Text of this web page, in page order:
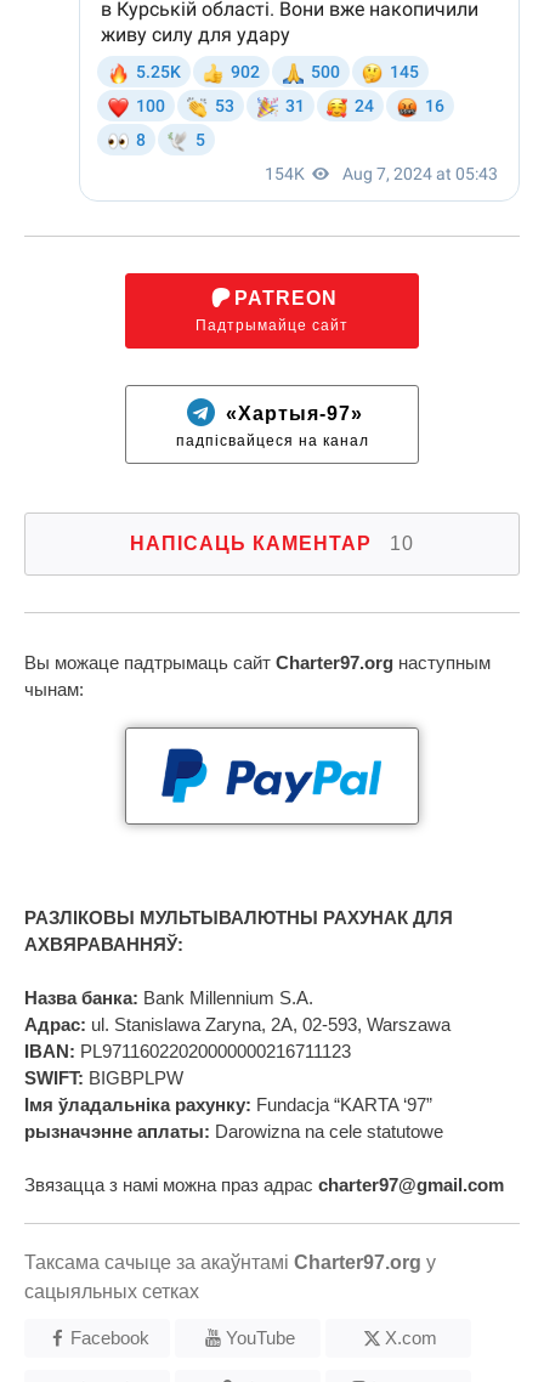
PATREON
Падтрымайце сайт
«Хартыя-97»
падпісвайцеся на канал
НАПІСАЦЬ КАМЕНТАР 10
Вы можаце падтрымаць сайт Charter97.org наступным
чынам:
РАЗЛІКОВЫ МУЛЬТЫВАЛЮТНЫ РАХУНАК ДЛЯ
АХВЯРАВАННЯЎ:
Назва банка: Bank Millennium S.A.
Адрас: ul. Stanislawa Zaryna, 2A, 02-593, Warszawa
IBAN: PL97116022020000000216711123
SWIFT: BIGBPLPW
Імя ўладальніка рахунку: Fundacja “KARTA ‘97”
рызначэнне аплаты: Darowizna na cele statutowe
Звязацца з намі можна праз адрас charter97@gmail.com
Таксама сачыце за акаўнтамі Charter97.org у
сацыяльных сетках
Facebook YouTube X.com